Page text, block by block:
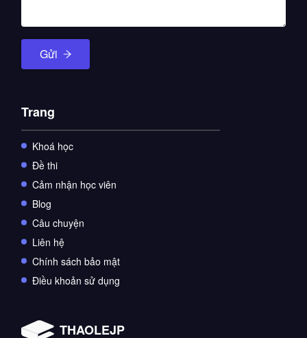
Gửi
Trang
Khoá học
Đề thi
Cảm nhận học viên
Blog
Câu chuyện
Liên hệ
Chính sách bảo mật
Điều khoản sử dụng
THAOLEJP